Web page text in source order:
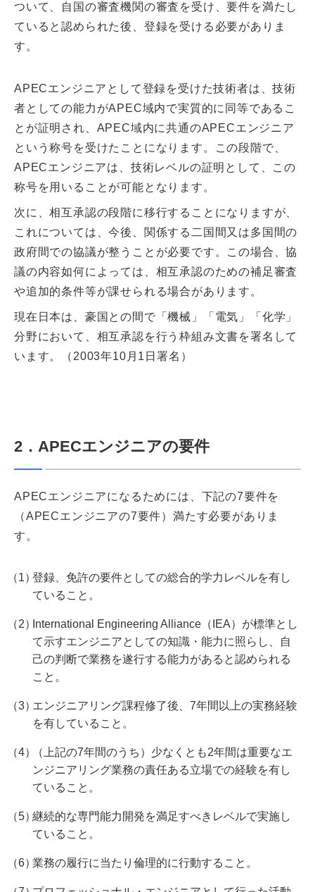
ついて、自国の審査機関の審査を受け、要件を満たし
ていると認められた後、登録を受ける必要がありま
す。
APECエンジニアとして登録を受けた技術者は、技術
者としての能力がAPEC域内で実質的に同等であるこ
とが証明され、APEC域内に共通のAPECエンジニア
という称号を受けたことになります。この段階で、
APECエンジニアは、技術レベルの証明として、この
称号を用いることが可能となります。
次に、相互承認の段階に移行することになりますが、
これについては、今後、関係する二国間又は多国間の
政府間での協議が整うことが必要です。この場合、協
議の内容如何によっては、相互承認のための補足審査
や追加的条件等が課せられる場合があります。
現在日本は、豪国との間で「機械」「電気」「化学」
分野において、相互承認を行う枠組み文書を署名して
います。（2003年10月1日署名）
2．APECエンジニアの要件
APECエンジニアになるためには、下記の7要件を
（APECエンジニアの7要件）満たす必要がありま
す。
登録、免許の要件としての総合的学力レベルを有し
ていること。
International Engineering Alliance（IEA）が標準とし
て示すエンジニアとしての知識・能力に照らし、自
己の判断で業務を遂行する能力があると認められる
こと。
エンジニアリング課程修了後、7年間以上の実務経験
を有していること。
（上記の7年間のうち）少なくとも2年間は重要なエ
ンジニアリング業務の責任ある立場での経験を有し
ていること。
継続的な専門能力開発を満足すべきレベルで実施し
ていること。
業務の履行に当たり倫理的に行動すること。